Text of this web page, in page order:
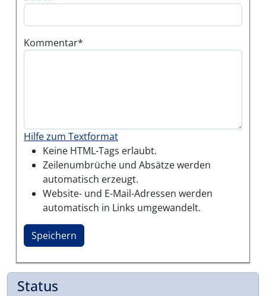
Kommentar
Hilfe zum Textformat
Keine HTML-Tags erlaubt.
Zeilenumbrüche und Absätze werden
automatisch erzeugt.
Website- und E-Mail-Adressen werden
automatisch in Links umgewandelt.
Status